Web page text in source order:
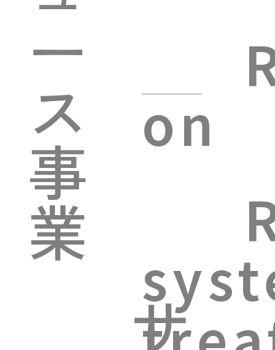
ー
ス
事
業
サ
on